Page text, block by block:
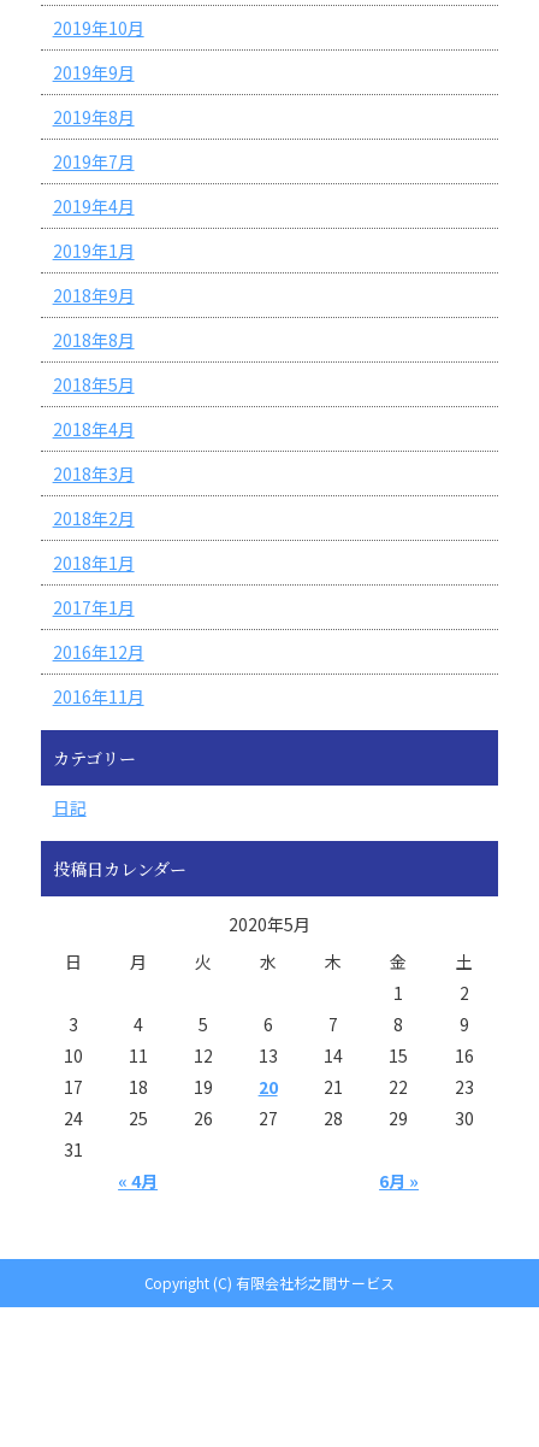
2019年10月
2019年9月
2019年8月
2019年7月
2019年4月
2019年1月
2018年9月
2018年8月
2018年5月
2018年4月
2018年3月
2018年2月
2018年1月
2017年1月
2016年12月
2016年11月
カテゴリー
日記
投稿日カレンダー
2020年5月
日
月 火 水 木 金 土
« 4月 6月 »
1
2
3
4 5 6 7 8
9
10
11 12 13 14 15
16
17
18 19 20 21 22
23
24
25 26 27 28 29
30
31
Copyright (C) 有限会社杉之間サービス